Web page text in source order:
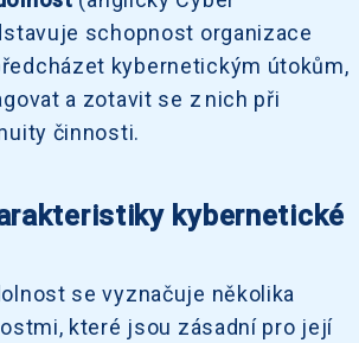
schopnost organizace
kybernetickým útokům,
a zotavit se z nich při
činnosti.
kybernetické
se vyznačuje několika
které jsou zásadní pro její